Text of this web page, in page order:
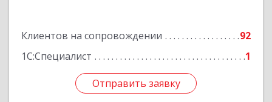
Клиентов на сопровождении
92
1С:Специалист
1
Отправить заявку
Отправить заявку